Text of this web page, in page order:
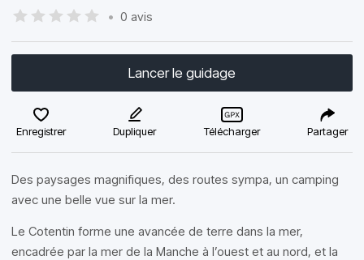
• 0 avis
Lancer le guidage
Enregistrer Dupliquer Télécharger Partager
Des paysages magnifiques, des routes sympa, un camping
avec une belle vue sur la mer.
Le Cotentin forme une avancée de terre dans la mer,
encadrée par la mer de la Manche à l’ouest et au nord, et la